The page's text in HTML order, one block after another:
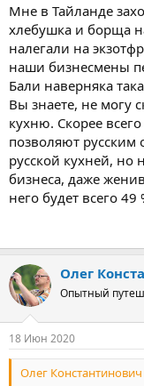
Русские рестораны.
Несколько
специализируются
представленные там,
Slavyanka, Нуса Дуа
Ресторан блюд
этом месте
Украины, Беларуси:
драники, мор, уха,
отзываются о
интерьер очень
убранство.
The Heart of Bali, Нуса
В это ресторане
блюда. «Сердце
отведать японской,
касается конкретно
Мне в Тайланде
хлебушка и борща
налегали на
наши бизнесмены
Бали наверняка
Вы знаете, не могу
кухню. Скорее
позволяют русским
русской кухней, но
бизнеса, даже
него будет всего 49
Олег
Опытный
18 Июн 2020
Олег